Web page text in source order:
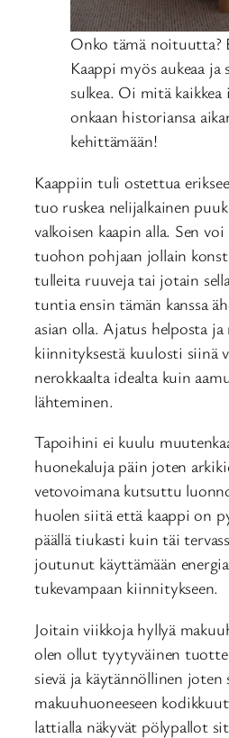
Onko tämä noituutta?
Kaappi myös aukeaa ja
sulkea. Oi mitä
onkaan historiansa
kehittämään!
Kaappiin tuli ostettua
tuo ruskea nelijalkainen
valkoisen kaapin alla. Sen
tuohon pohjaan jollain
tulleita ruuveja tai jotain
tuntia ensin tämän kanssa
asian olla. Ajatus helposta
kiinnityksestä kuulosti siinä
nerokkaalta idealta kuin
lähteminen.
Tapoihini ei kuulu
huonekaluja päin joten
vetovoimana kutsuttu
huolen siitä että kaappi on
päällä tiukasti kuin täi
joutunut käyttämään
tukevampaan kiinnitykseen.
Joitain viikkoja hyllyä
olen ollut tyytyväinen
sievä ja käytännöllinen joten
makuuhuoneeseen
lattialla näkyvät pölypallot